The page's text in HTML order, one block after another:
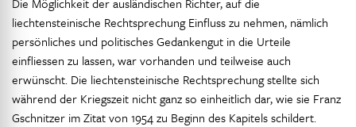
liechtensteinische Rechtsprechung Einfluss zu nehmen, nämlich
persönliches und politisches Gedankengut in die Urteile
einfliessen zu lassen, war vorhanden und teilweise auch
erwünscht. Die liechtensteinische Rechtsprechung stellte sich
während der Kriegszeit nicht ganz so einheitlich dar, wie sie Franz
Gschnitzer im Zitat von 1954 zu Beginn des Kapitels schildert.